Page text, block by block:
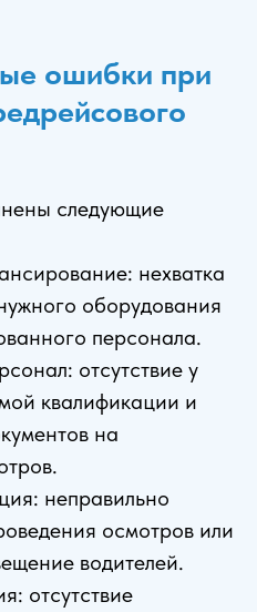
ошибки при
следующие
нехватка
оборудования
персонала.
отсутствие у
квалификации и
на
неправильно
осмотров или
водителей.
отсутствие